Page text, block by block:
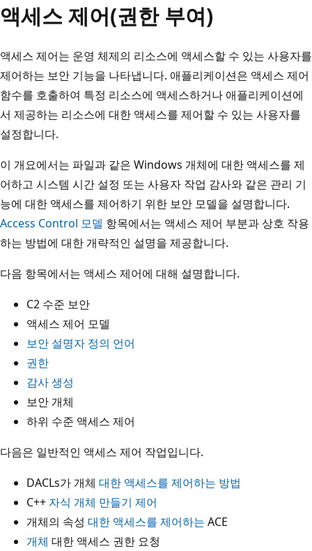
액세스 제어(권한 부여)
액세스 제어는 운영 체제의 리소스에 액세스할 수 있는 사용자를
제어하는 보안 기능을 나타냅니다. 애플리케이션은 액세스 제어
함수를 호출하여 특정 리소스에 액세스하거나 애플리케이션에
서 제공하는 리소스에 대한 액세스를 제어할 수 있는 사용자를
설정합니다.
이 개요에서는 파일과 같은 Windows 개체에 대한 액세스를 제
어하고 시스템 시간 설정 또는 사용자 작업 감사와 같은 관리 기
능에 대한 액세스를 제어하기 위한 보안 모델을 설명합니다.
Access Control 모델 항목에서는 액세스 제어 부분과 상호 작용
하는 방법에 대한 개략적인 설명을 제공합니다.
다음 항목에서는 액세스 제어에 대해 설명합니다.
C2 수준 보안
액세스 제어 모델
보안 설명자 정의 언어
권한
감사 생성
보안 개체
하위 수준 액세스 제어
다음은 일반적인 액세스 제어 작업입니다.
DACLs가 개체 대한 액세스를 제어하는 방법
C++ 자식 개체 만들기 제어
개체의 속성 대한 액세스를 제어하는 ACE
개체 대한 액세스 권한 요청